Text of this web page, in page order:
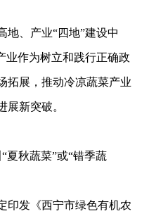
、产业“四地”建设中
业作为树立和践行正确政
拓展，推动冷凉蔬菜产业
新突破。
秋蔬菜”或“错季蔬
发《西宁市绿色有机农